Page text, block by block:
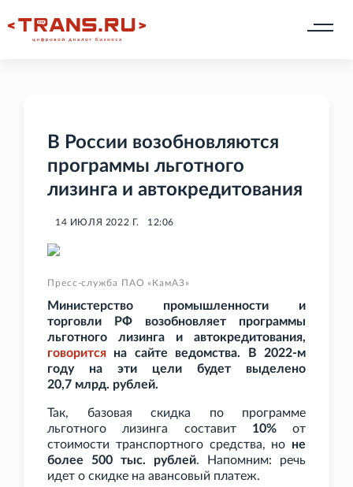
В России возобновляются
программы льготного
лизинга и автокредитования
14 ИЮЛЯ 2022 Г. 12:06
Пресс-служба ПАО «КамАЗ»
Министерство промышленности и
торговли РФ возобновляет программы
льготного лизинга и автокредитования,
говорится на сайте ведомства. В 2022-м
году на эти цели будет выделено
20,7 млрд. рублей.
Так, базовая скидка по программе
льготного лизинга составит 10%от
стоимости транспортного средства, но не
более 500
тыс. рублей. Напомним: речь
идет о скидке на авансовый платеж.